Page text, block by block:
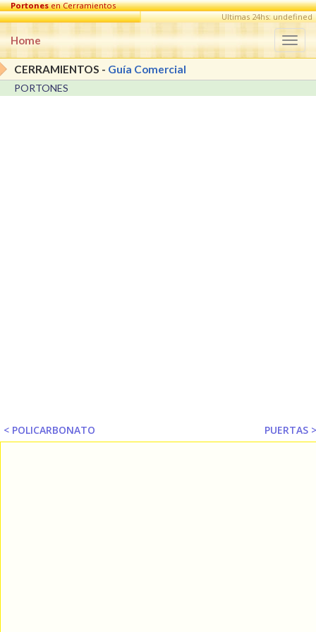
Portonesen Cerramientos
Ultimas 24hs: undefined
Home
CERRAMIENTOS - Guía Comercial
PORTONES
< POLICARBONATO PUERTAS >